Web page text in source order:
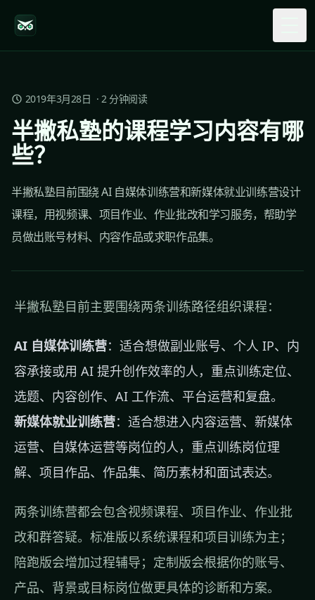
2019年3月28日 ·2分钟阅读
半撇私塾的课程学习内容有哪
些？
半撇私塾目前围绕 AI 自媒体训练营和新媒体就业训练营设计
课程，用视频课、项目作业、作业批改和学习服务，帮助学
员做出账号材料、内容作品或求职作品集。
半撇私塾目前主要围绕两条训练路径组织课程：
AI 自媒体训练营：适合想做副业账号、个人 IP、内
容承接或用 AI 提升创作效率的人，重点训练定位、
选题、内容创作、AI 工作流、平台运营和复盘。
新媒体就业训练营：适合想进入内容运营、新媒体
运营、自媒体运营等岗位的人，重点训练岗位理
解、项目作品、作品集、简历素材和面试表达。
两条训练营都会包含视频课程、项目作业、作业批
改和群答疑。标准版以系统课程和项目训练为主；
陪跑版会增加过程辅导；定制版会根据你的账号、
产品、背景或目标岗位做更具体的诊断和方案。